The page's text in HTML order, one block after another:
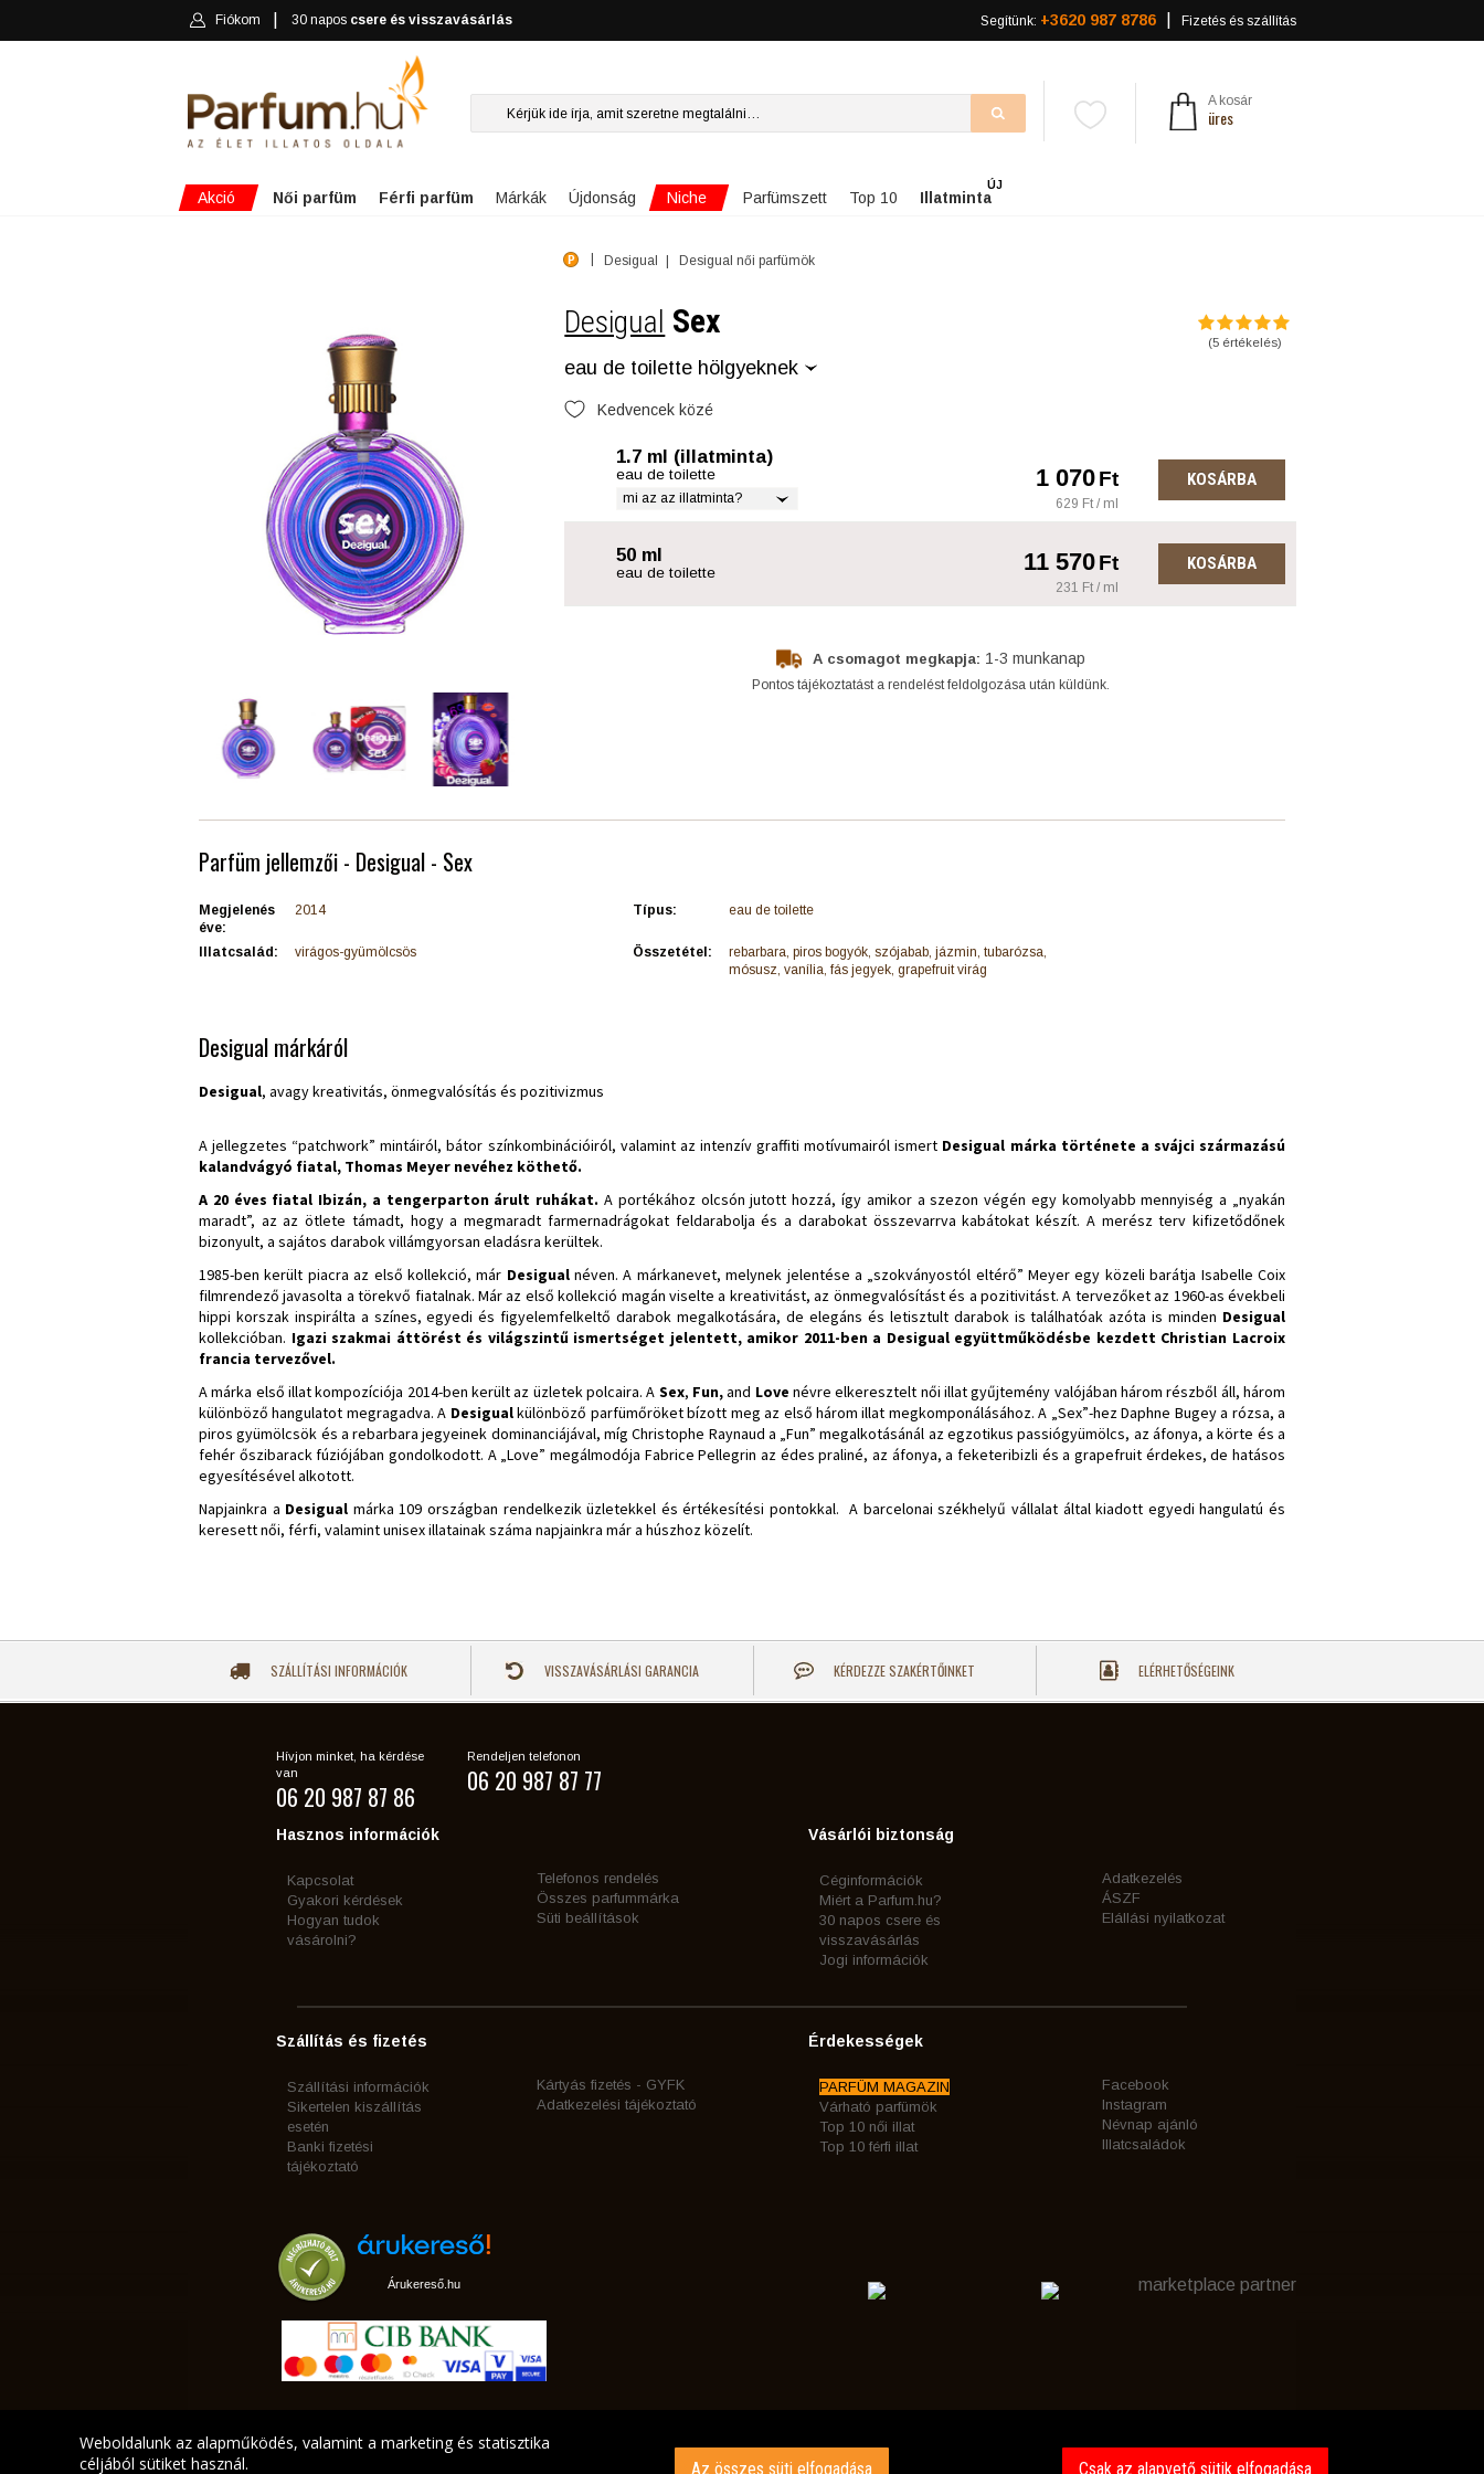
Fiókom 30 napos csere és visszavásárlás Segítünk: +3620 987 8786 Fizetés és szállítás
A kosár
üres
Akció Női parfüm Férfi parfüm Márkák Újdonság Niche Parfümszett Top 10 Illatminta
ÚJ
Desigual Desigual női parfümök
Desigual Sex
eau de toilette hölgyeknek
Kedvencek közé
(5értékelés)
1.7 ml (illatminta)
eau de toilette
mi az az illatminta?
1 070Ft
629 Ft / ml
KOSÁRBA
50 ml
eau de toilette 11 570Ft
231 Ft / ml
KOSÁRBA
A csomagot megkapja: 1-3 munkanap
Pontos tájékoztatást a rendelést feldolgozása után küldünk.
Parfüm jellemzői - Desigual - Sex
Megjelenés
éve:
2014 Típus: eau de toilette
Illatcsalád: virágos-gyümölcsös Összetétel:
rebarbara, piros bogyók, szójabab, jázmin, tubarózsa,
mósusz, vanília, fás jegyek, grapefruit virág
Desigual márkáról
Desigual, avagy kreativitás, önmegvalósítás és pozitivizmus
A jellegzetes “patchwork” mintáiról, bátor színkombinációiról, valamint az intenzív graffiti motívumairól ismert Desigual márka története a svájci származású
kalandvágyó fiatal, Thomas Meyer nevéhez köthető.
A 20 éves fiatal Ibizán, a tengerparton árult ruhákat. A portékához olcsón jutott hozzá, így amikor a szezon végén egy komolyabb mennyiség a „nyakán
maradt”, az az ötlete támadt, hogy a megmaradt farmernadrágokat feldarabolja és a darabokat összevarrva kabátokat készít. A merész terv kifizetődőnek
bizonyult, a sajátos darabok villámgyorsan eladásra kerültek.
1985-ben került piacra az első kollekció, már Desigualnéven. A márkanevet, melynek jelentése a „szokványostól eltérő” Meyer egy közeli barátja Isabelle Coix
filmrendező javasolta a törekvő fiatalnak. Már az első kollekció magán viselte a kreativitást, az önmegvalósítást és a pozitivitást. A tervezőket az 1960-as évekbeli
hippi korszak inspirálta a színes, egyedi és figyelemfelkeltő darabok megalkotására, de elegáns és letisztult darabok is találhatóak azóta is minden Desigual
kollekcióban. Igazi szakmai áttörést és világszintű ismertséget jelentett, amikor 2011-ben a Desigual együttműködésbe kezdett Christian Lacroix
francia tervezővel.
A márka első illat kompozíciója 2014-ben került az üzletek polcaira. A Sex, Fun,and Love névre elkeresztelt női illat gyűjtemény valójában három részből áll, három
különböző hangulatot megragadva. A Desigualkülönböző parfümőröket bízott meg az első három illat megkomponálásához. A „Sex”-hez Daphne Bugey a rózsa, a
piros gyümölcsök és a rebarbara jegyeinek dominanciájával, míg Christophe Raynaud a „Fun” megalkotásánál az egzotikus passiógyümölcs, az áfonya, a körte és a
fehér őszibarack fúziójában gondolkodott. A „Love” megálmodója Fabrice Pellegrin az édes praliné, az áfonya, a feketeribizli és a grapefruit érdekes, de hatásos
egyesítésével alkotott.
Napjainkra a Desigual márka 109 országban rendelkezik üzletekkel és értékesítési pontokkal. A barcelonai székhelyű vállalat által kiadott egyedi hangulatú és
keresett női, férfi, valamint unisex illatainak száma napjainkra már a húszhoz közelít.
SZÁLLÍTÁSI INFORMÁCIÓK VISSZAVÁSÁRLÁSI GARANCIA KÉRDEZZE SZAKÉRTŐINKET ELÉRHETŐSÉGEINK
Hívjon minket, ha kérdése
van
06 20 987 87 86
Rendeljen telefonon
06 20 987 87 77
Hasznos információk
Kapcsolat
Gyakori kérdések
Hogyan tudok
vásárolni?
Telefonos rendelés
Összes parfummárka
Süti beállítások
Vásárlói biztonság
Céginformációk
Miért a Parfum.hu?
30 napos csere és
visszavásárlás
Jogi információk
Adatkezelés
ÁSZF
Elállási nyilatkozat
Szállítás és fizetés
Szállítási információk
Sikertelen kiszállítás
esetén
Banki fizetési
tájékoztató
Kártyás fizetés - GYFK
Adatkezelési tájékoztató
Érdekességek
PARFÜM MAGAZIN
Várható parfümök
Top 10 női illat
Top 10 férfi illat
Facebook
Instagram
Névnap ajánló
Illatcsaládok
Árukereső.hu marketplace partner
Weboldalunk az alapműködés, valamint a marketing és statisztika
céljából sütiket használ.
Az összes süti elfogadása Csak az alapvető sütik elfogadása